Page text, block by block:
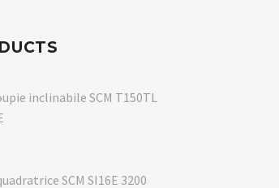
inclinabile SCM T150TL
SCM SI16E 3200